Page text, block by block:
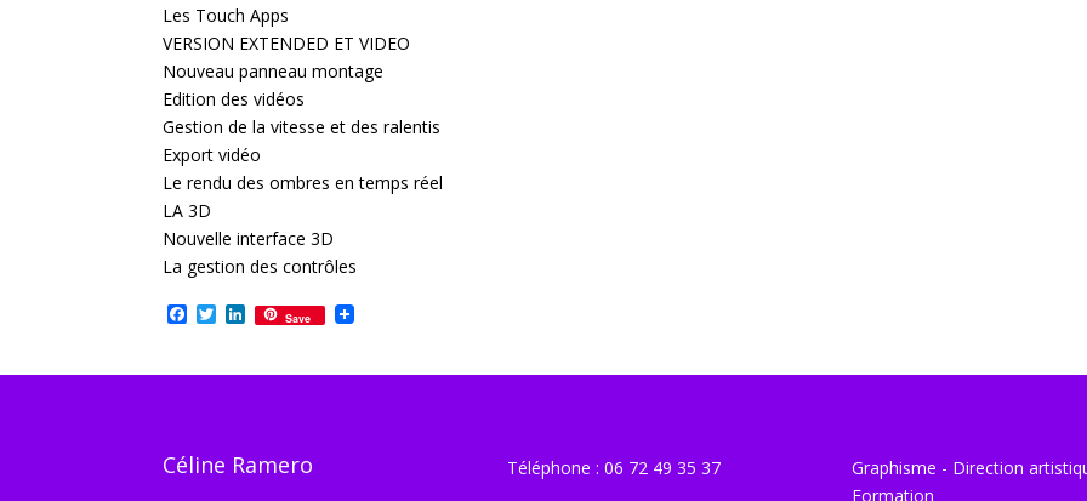
Les Touch Apps
VERSION EXTENDED ET VIDEO
Nouveau panneau montage
Edition des vidéos
Gestion de la vitesse et des ralentis
Export vidéo
Le rendu des ombres en temps réel
LA 3D
Nouvelle interface 3D
La gestion des contrôles
Facebook
TwitterLinkedIn
Save
Céline Ramero Téléphone : 06 72 49 35 37
Graphisme - Direction
Formation